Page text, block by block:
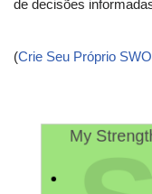
de decisões
(Crie Seu Próprio